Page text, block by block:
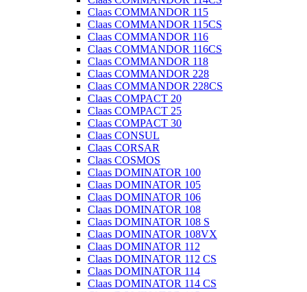
Claas COMMANDOR 115
Claas COMMANDOR 115CS
Claas COMMANDOR 116
Claas COMMANDOR 116CS
Claas COMMANDOR 118
Claas COMMANDOR 228
Claas COMMANDOR 228CS
Claas COMPACT 20
Claas COMPACT 25
Claas COMPACT 30
Claas CONSUL
Claas CORSAR
Claas COSMOS
Claas DOMINATOR 100
Claas DOMINATOR 105
Claas DOMINATOR 106
Claas DOMINATOR 108
Claas DOMINATOR 108 S
Claas DOMINATOR 108VX
Claas DOMINATOR 112
Claas DOMINATOR 112 CS
Claas DOMINATOR 114
Claas DOMINATOR 114 CS